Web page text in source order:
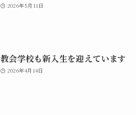
2026年5月11日
教会学校も新入生を迎えています
2026年4月14日